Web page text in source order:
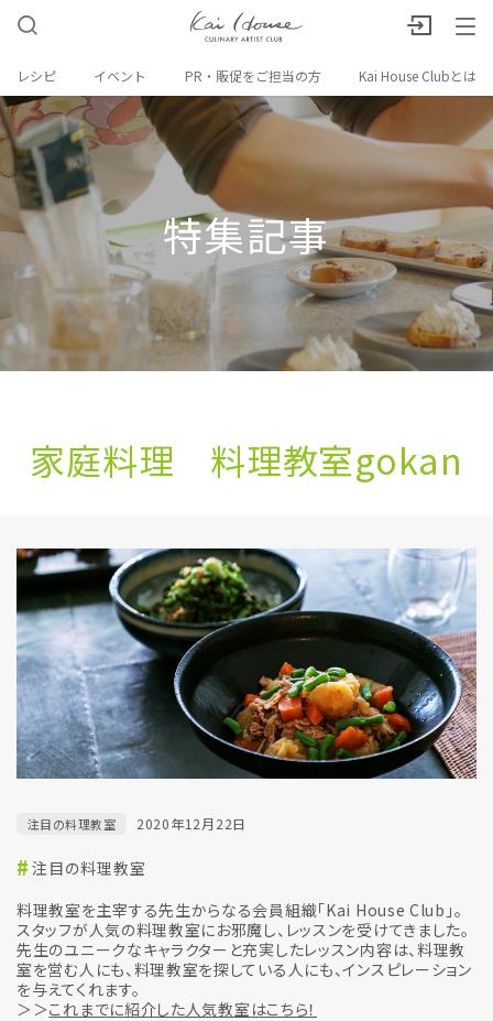
レシピ イベント PR・販促をご担当の方 Kai House Clubとは
特集記事
家庭料理 料理教室gokan
注目の料理教室 2020年12月22日
注目の料理教室
料理教室を主宰する先生からなる会員組織「Kai House Club」。
スタッフが人気の料理教室にお邪魔し、レッスンを受けてきました。
先生のユニークなキャラクターと充実したレッスン内容は、料理教
室を営む人にも、料理教室を探している人にも、インスピレーション
を与えてくれます。
＞＞これまでに紹介した人気教室はこちら！